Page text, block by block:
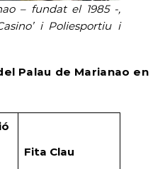
– fundat el 1985 -,
i Poliesportiu i
Palau de Marianao en
Fita Clau